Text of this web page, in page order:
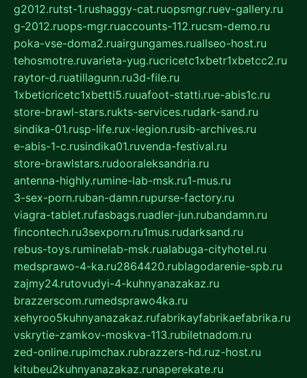
g2012.rutst-1.rushaggy-cat.ruopsmgr.ruev-gallery.ru
g-2012.ruops-mgr.ruaccounts-112.rucsm-demo.ru
poka-vse-doma2.ruairgungames.ruallseo-host.ru
tehosmotre.ruvarieta-yug.rucricetc1xbetr1xbetcc2.ru
raytor-d.ruatillagunn.ru3d-file.ru
1xbeticricetc1xbetti5.ruuafoot-statti.rue-abis1c.ru
store-brawl-stars.rukts-services.rudark-sand.ru
sindika-01.rusp-life.rux-legion.rusib-archives.ru
e-abis-1-c.rusindika01.ruvenda-festival.ru
store-brawlstars.rudooraleksandria.ru
antenna-highly.rumine-lab-msk.ru1-mus.ru
3-sex-porn.ruban-damn.rupurse-factory.ru
viagra-tablet.rufasbags.ruadler-jun.rubandamn.ru
fincontech.ru3sexporn.ru1mus.rudarksand.ru
rebus-toys.ruminelab-msk.rualabuga-cityhotel.ru
medsprawo-4-ka.ru2864420.rublagodarenie-spb.ru
zajmy24.rutovudyi-4-kuhnyanazakaz.ru
brazzerscom.rumedsprawo4ka.ru
xehyroo5kuhnyanazakaz.rufabrikayfabrikaefabrika.ru
vskrytie-zamkov-moskva-113.rubiletnadom.ru
zed-online.rupimchax.rubrazzers-hd.ruz-host.ru
kitubeu2kuhnyanazakaz.runaperekate.ru